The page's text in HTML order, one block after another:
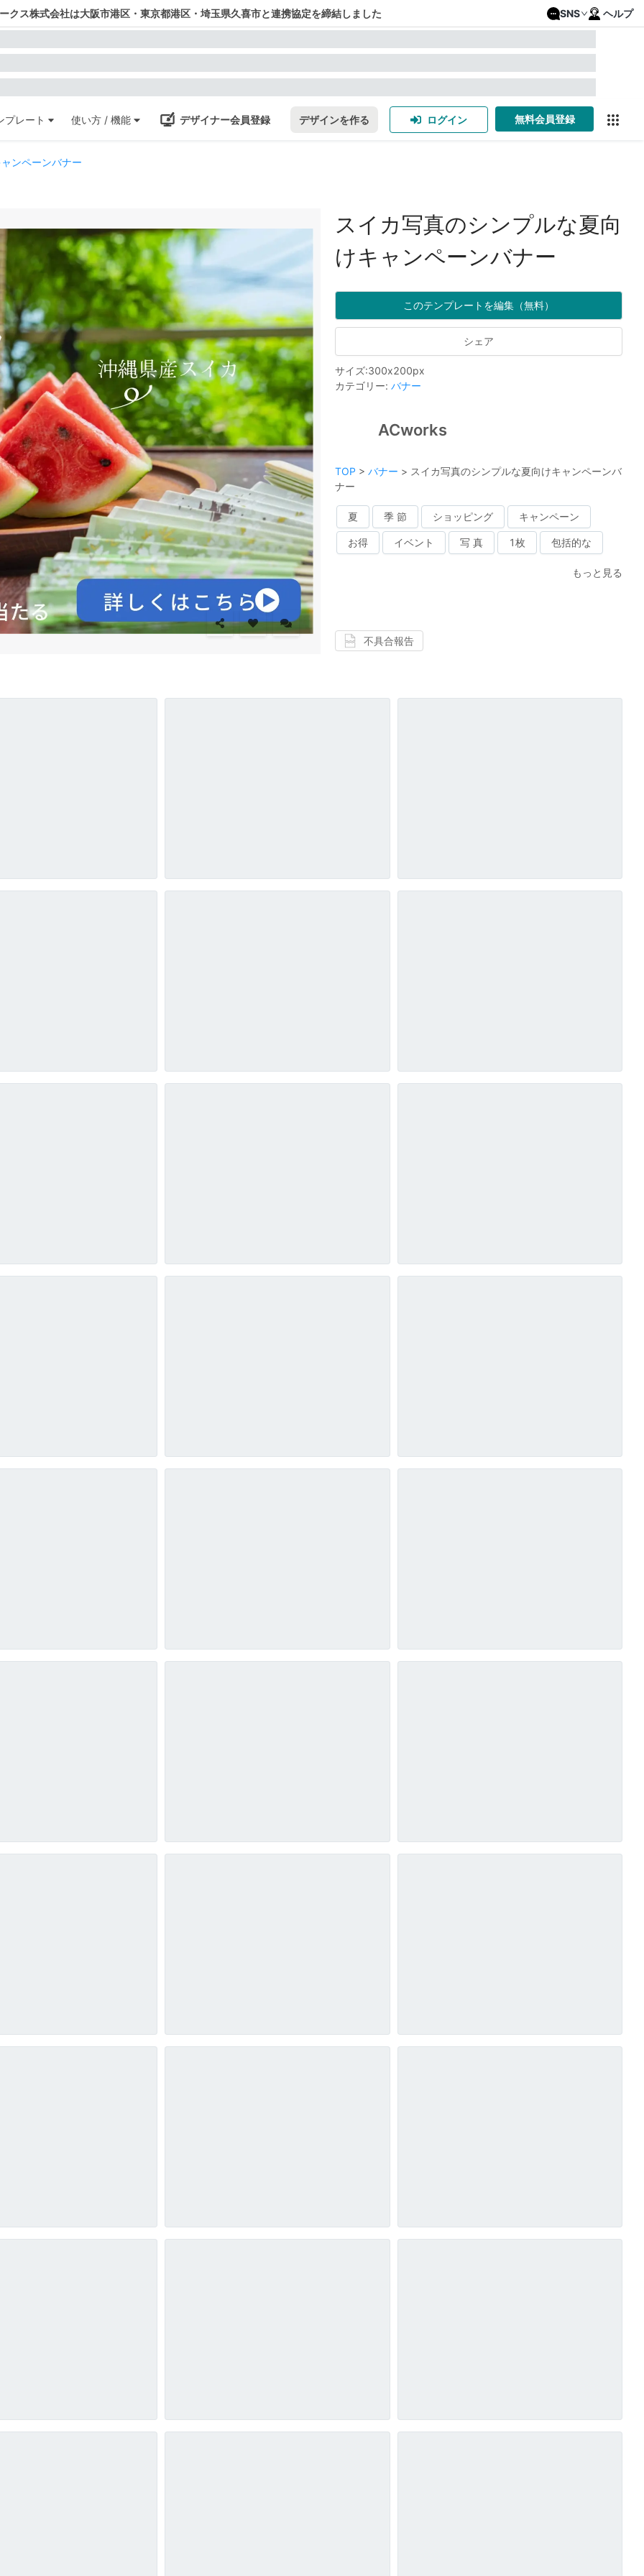
クス株式会社は大阪市港区・東京都港区・埼玉県久喜市と連携協定を締結しました SNS ヘルプ
プレート 使い方 / 機能 デザイナー会員登録 デザインを作る ログイン 無料会員登録
ンペーンバナー
スイカ写真のシンプルな夏向
けキャンペーンバナー
このテンプレートを編集（無料）
シェア
サイズ:300x200px
カテゴリー: バナー
ACworks
TOP > バナー > スイカ写真のシンプルな夏向けキャンペーンバ
ナー
夏 季 節 ショッピング キャンペーン
お得 イベント 写 真 1枚 包括的な
もっと見る
不具合報告